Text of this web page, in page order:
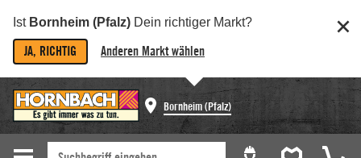
Ist Bornheim (Pfalz) Dein richtiger Markt?
JA, RICHTIG Anderen Markt wählen
Bornheim (Pfalz)